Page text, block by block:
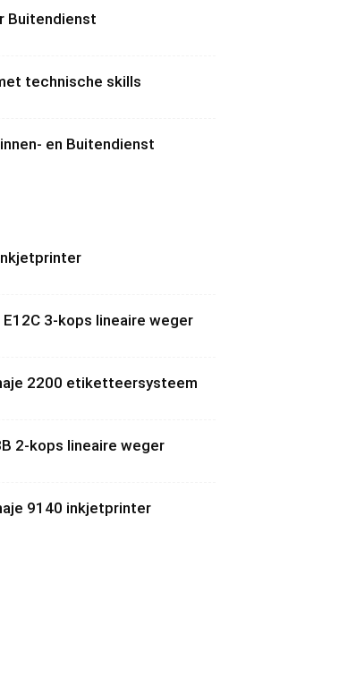
Buitendienst
technische skills
en Buitendienst
E12C 3-kops lineaire weger
2200 etiketteersysteem
2-kops lineaire weger
9140 inkjetprinter